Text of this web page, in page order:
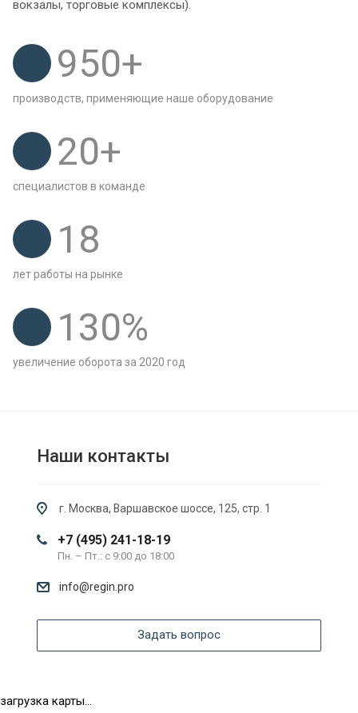
вокзалы, торговые комплексы).
950+
производств, применяющие наше оборудование
20+
специалистов в команде
18
лет работы на рынке
130%
увеличение оборота за 2020 год
Наши контакты
г. Москва, Варшавское шоссе, 125, стр. 1
+7 (495) 241-18-19
Пн. – Пт.: с 9:00 до 18:00
info@regin.pro
Задать вопрос
загрузка карты...